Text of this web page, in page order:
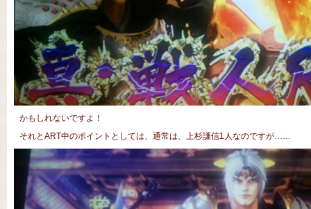
かもしれないですよ！
それとART中のポイントとしては、通常は、上杉謙信1人なのですが……